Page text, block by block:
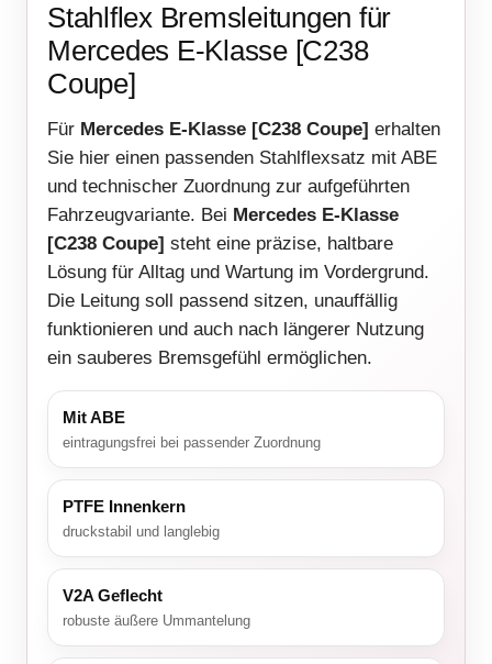
Stahlflex Bremsleitungen für
Mercedes E-Klasse [C238
Coupe]
Für Mercedes E-Klasse [C238 Coupe] erhalten
Sie hier einen passenden Stahlflexsatz mit ABE
und technischer Zuordnung zur aufgeführten
Fahrzeugvariante. Bei Mercedes E-Klasse
[C238 Coupe] steht eine präzise, haltbare
Lösung für Alltag und Wartung im Vordergrund.
Die Leitung soll passend sitzen, unauffällig
funktionieren und auch nach längerer Nutzung
ein sauberes Bremsgefühl ermöglichen.
Mit ABE
eintragungsfrei bei passender Zuordnung
PTFE Innenkern
druckstabil und langlebig
V2A Geflecht
robuste äußere Ummantelung